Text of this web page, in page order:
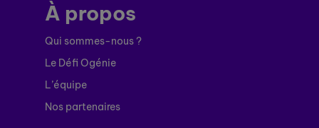
À propos
Qui sommes-nous ?
Le Défi Ogénie
L’équipe
Nos partenaires